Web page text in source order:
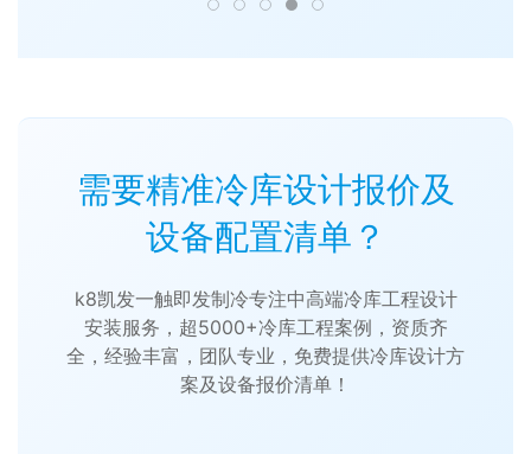
需要精准冷库设计报价及
设备配置清单？
k8凯发一触即发制冷专注中高端冷库工程设计
安装服务，超5000+冷库工程案例，资质齐
全，经验丰富，团队专业，免费提供冷库设计方
案及设备报价清单！